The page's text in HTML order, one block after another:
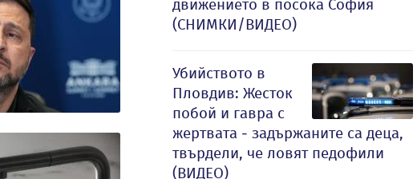
движението в посока София
(СНИМКИ/ВИДЕО)
Убийството в
Пловдив: Жесток
побой и гавра с
жертвата - задържаните са деца,
твърдели, че ловят педофили
(ВИДЕО)